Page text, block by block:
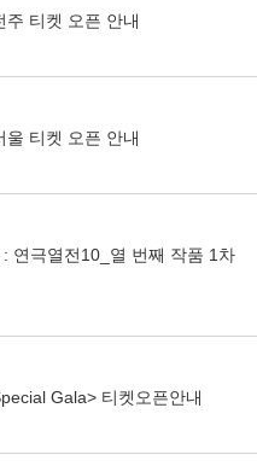
티켓 오픈 안내
티켓 오픈 안내
연극열전10_열 번째 작품 1차
Gala> 티켓오픈안내